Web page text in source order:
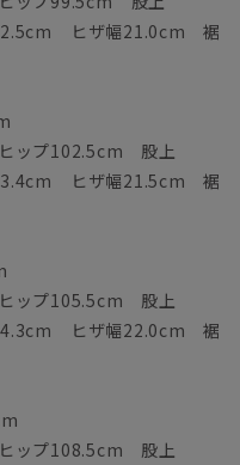
ヒザ幅21.0cm 裾
ップ102.5cm 股上
ヒザ幅21.5cm 裾
ップ105.5cm 股上
ヒザ幅22.0cm 裾
ップ108.5cm 股上